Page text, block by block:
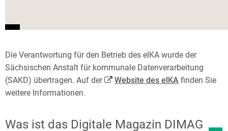
Die Verantwortung für den Betrieb des elKA wurde der
Sächsischen Anstalt für kommunale Datenverarbeitung
(SAKD) übertragen. Auf der
Website des elKA finden Sie
weitere Informationen.
Was ist das Digitale Magazin DIMAG